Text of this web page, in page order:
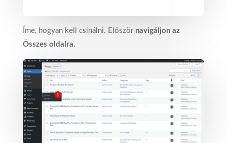
Íme, hogyan kell csinálni. Először navigáljon az
Összes oldalra.